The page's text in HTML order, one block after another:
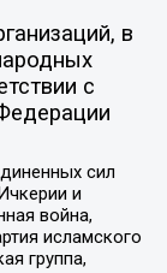
в
с
сил
и
война,
исламского
группа,